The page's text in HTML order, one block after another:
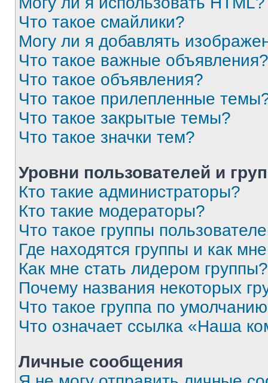
Что такое смайлики?
Могу ли я добавлять
Что такое важные объявления?
Что такое объявления?
Что такое прилепленные
Что такое закрытые темы?
Что такое значки тем?
Уровни пользователей и
Кто такие администраторы?
Кто такие модераторы?
Что такое группы
Где находятся группы и как
Как мне стать лидером группы?
Почему названия некоторых
Что такое группа по
Что означает ссылка «Наша
Личные сообщения